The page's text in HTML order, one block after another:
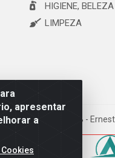
apresentar
a
HIGIENE,
LIMPEZA
173 Galpão B -